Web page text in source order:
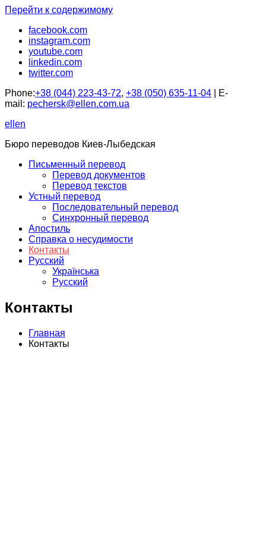
Перейти к содержимому
facebook.com
instagram.com
youtube.com
linkedin.com
twitter.com
Phone:+38 (044) 223-43-72, +38 (050) 635-11-04 | E-
mail: pechersk@ellen.com.ua
ellen
Бюро переводов Киев-Лыбедская
Письменный перевод
Перевод документов
Перевод текстов
Устный перевод
Последовательный перевод
Синхронный перевод
Апостиль
Справка о несудимости
Контакты
Русский
Українська
Русский
Контакты
Главная
Контакты